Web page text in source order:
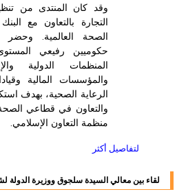
وقد كان المنتدى من تنظيم
التجارة بالتعاون مع
الصحة العالمية. وحضر
حكوميين رفيعي
المنظمات الدولية
والمؤسسات المالية
الرعاية الصحية، بهدف
والتعاون في قطاعي الصحة
منظمة التعاون الإسلامي.
لتفاصيل أكثر
لقاء بين معالي السيدة سلجوق ووزيرة الدولة